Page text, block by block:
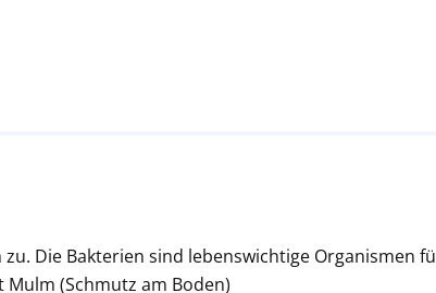
Die Bakterien sind lebenswichtige Organismen
(Schmutz am Boden)